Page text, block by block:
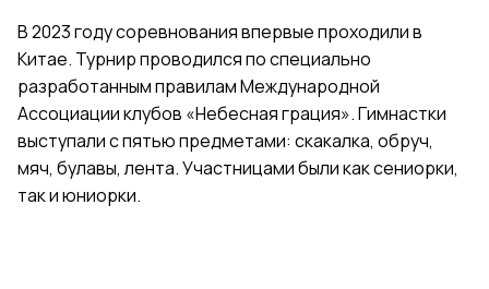
В 2023 году соревнования впервые проходили в
Китае. Турнир проводился по специально
разработанным правилам Международной
Ассоциации клубов «Небесная грация». Гимнастки
выступали с пятью предметами: скакалка, обруч,
мяч, булавы, лента. Участницами были как сениорки,
так и юниорки.